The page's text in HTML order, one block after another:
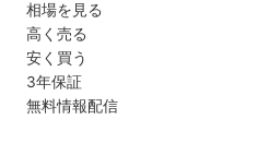
相場を見る
高く売る
安く買う
3年保証
無料情報配信